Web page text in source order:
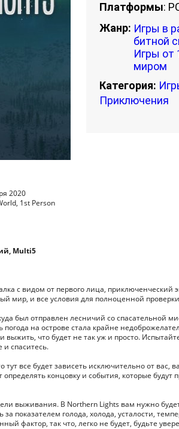
Платформы:
Жанр: Игры в
битной
Игры от
миром
Категория:
Приключения
2020
1st Person
Multi5
с видом от первого лица, приключенческий
мир, и все условия для полноценной
был отправлен лесничий со спасательной
погода на острове стала крайне
что будет не так уж и просто.
спаситесь.
тут все будет зависеть исключительно от
концовку и события, которые
выживания. В Northern Lights вам нужно
за показателем голода, холода, усталости,
фактор, так что, легко не будет, будьте